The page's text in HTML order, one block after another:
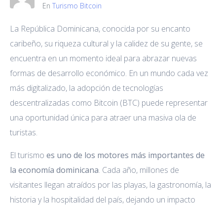
En Turismo Bitcoin
La República Dominicana, conocida por su encanto
caribeño, su riqueza cultural y la calidez de su gente, se
encuentra en un momento ideal para abrazar nuevas
formas de desarrollo económico. En un mundo cada vez
más digitalizado, la adopción de tecnologías
descentralizadas como Bitcoin (BTC) puede representar
una oportunidad única para atraer una masiva ola de
turistas.
El turismo es uno de los motores más importantes de
la economía dominicana. Cada año, millones de
visitantes llegan atraídos por las playas, la gastronomía, la
historia y la hospitalidad del país, dejando un impacto